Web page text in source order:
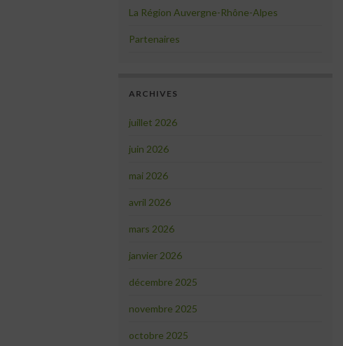
La Région Auvergne-Rhône-Alpes
Partenaires
ARCHIVES
juillet 2026
juin 2026
mai 2026
avril 2026
mars 2026
janvier 2026
décembre 2025
novembre 2025
octobre 2025